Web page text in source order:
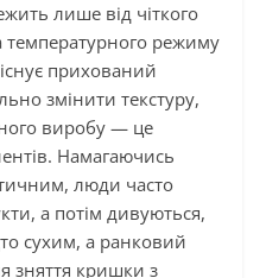
лише від чіткого
режиму
прихований
змінити текстуру,
виробу — це
Намагаючись
люди часто
а потім дивуються,
сухим, а ранковий
зняття кришки з